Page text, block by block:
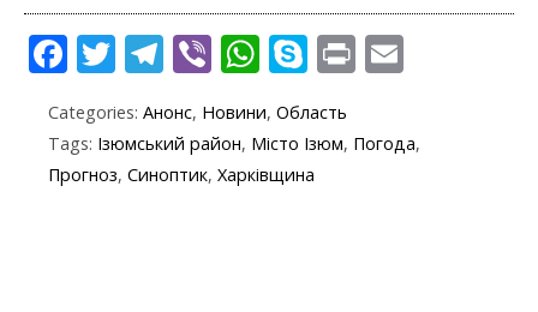
F
ac
e
b
T
w
itt
er
T
el
e
gr
Vi
b
er
W
h
at
s
S
k
y
p
Pr
in
t ai
l
Categories: Анонс, Новини, Область
Tags: Ізюмський район, Місто Ізюм, Погода,
Прогноз, Синоптик, Харківщина